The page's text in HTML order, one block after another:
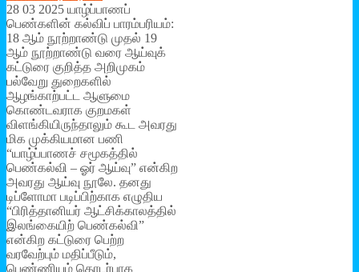
28 03 2025 யாழ்ப்பாணப்
பெண்களின் கல்விப் பாரம்பரியம்:
18 ஆம் நூற்றாண்டு முதல் 19
ஆம் நூற்றாண்டு வரை ஆய்வுக்
கட்டுரை குறித்த அறிமுகம்
பல்வேறு துறைகளில்
ஆழங்காற்பட்ட ஆளுமை
கொண்டவராக குறமகள்
விளங்கியிருந்தாலும் கூட அவரது
மிக முக்கியமான பணி
“யாழ்ப்பாணச் சமூகத்தில்
பெண்கல்வி – ஓர் ஆய்வு” என்கிற
அவரது ஆய்வு நூலே. தனது
டிப்ளோமா படிப்பிற்காக எழுதிய
“பிரித்தானியர் ஆட்சிக்காலத்தில்
இலங்கையிற் பெண்கல்வி”
என்கிற கட்டுரை பெற்ற
வரவேற்பும் மதிப்பீடும்,
பெண்ணியம் தொடர்பாக